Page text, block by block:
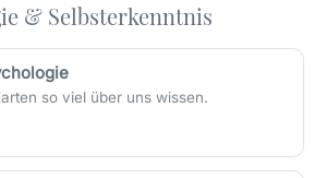
& Selbsterkenntnis
so viel über uns wissen.